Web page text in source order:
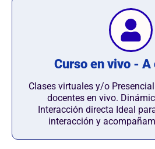
Curso en vivo -
Clases virtuales y/o
docentes en vivo.
Interacción directa Ideal
interacción y